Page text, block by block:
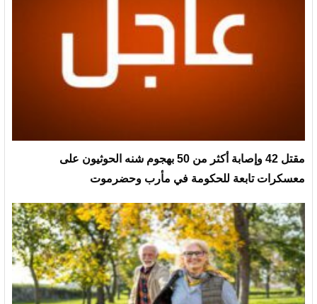
مقتل 42 وإصابة أكثر من 50 بهجوم شنه الحوثيون على
معسكرات تابعة للحكومة في مأرب وحضرموت